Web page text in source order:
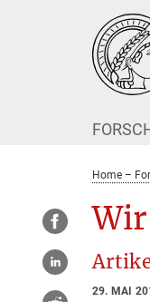
Home –
29. MAI